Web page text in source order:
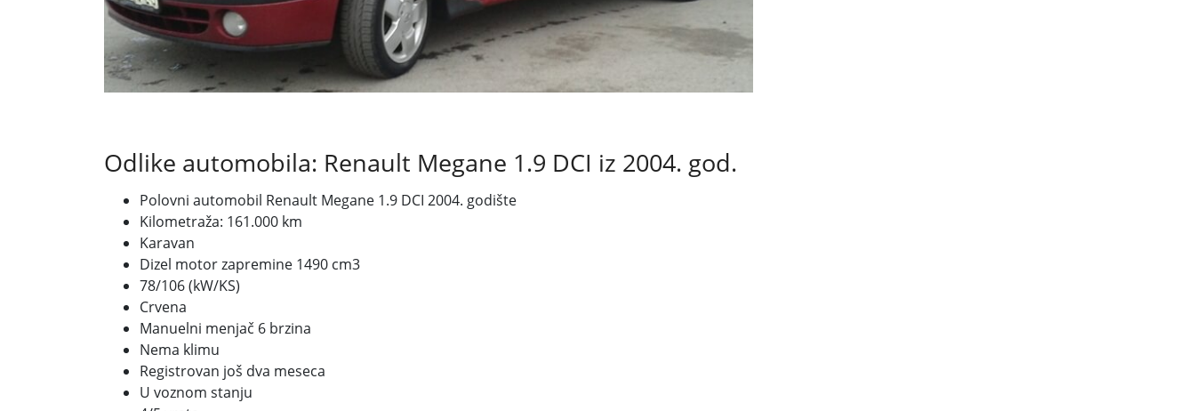
Odlike automobila: Renault Megane 1.9 DCI iz 2004. god.
Polovni automobil Renault Megane 1.9 DCI 2004. godište
Kilometraža: 161.000 km
Karavan
Dizel motor zapremine 1490 cm3
78/106 (kW/KS)
Crvena
Manuelni menjač 6 brzina
Nema klimu
Registrovan još dva meseca
U voznom stanju